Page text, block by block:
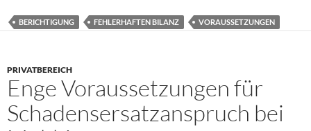
BERICHTIGUNG FEHLERHAFTEN BILANZ VORAUSSETZUNGEN
PRIVATBEREICH
Enge Voraussetzungen für
Schadensersatzanspruch bei